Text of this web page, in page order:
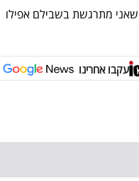
מתרגשת בשבילם אפילו
עקבו אחרינו